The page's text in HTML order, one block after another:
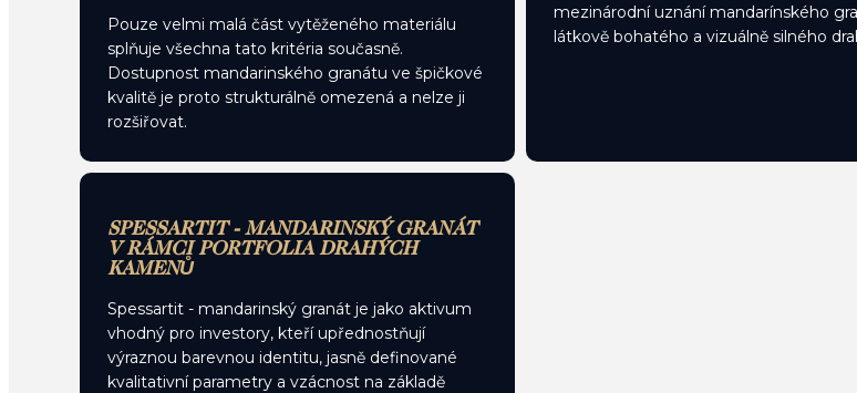
Pouze velmi malá část vytěženého materiálu
splňuje všechna tato kritéria současně.
Dostupnost mandarinského granátu ve špičkové
kvalitě je proto strukturálně omezená a nelze ji
rozšiřovat.
mezinárodní uznání mandarínského
látkově bohatého a vizuálně silného
SPESSARTIT - MANDARINSKÝ GRANÁT
V RÁMCI PORTFOLIA DRAHÝCH
KAMENŮ
Spessartit - mandarinský granát je jako aktivum
vhodný pro investory, kteří upřednostňují
výraznou barevnou identitu, jasně definované
kvalitativní parametry a vzácnost na základě